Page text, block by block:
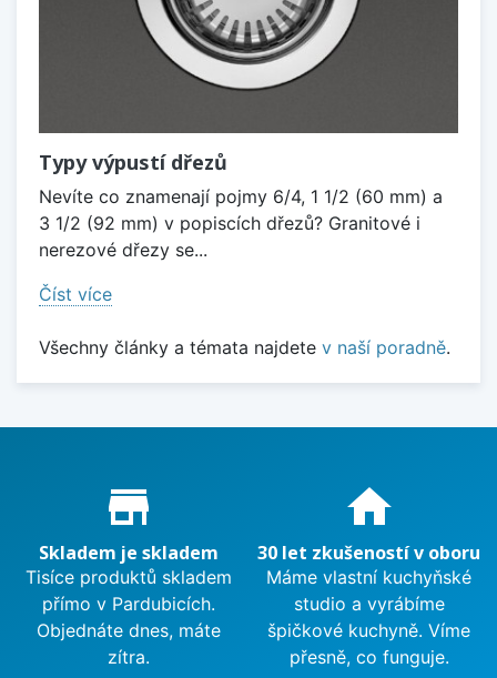
Typy výpustí dřezů
Nevíte co znamenají pojmy 6/4, 1 1/2 (60 mm) a
3 1/2 (92 mm) v popiscích dřezů? Granitové i
nerezové dřezy se...
Číst více
Všechny články a témata najdete v naší poradně.
Proč nakupovat u nás?
store_mall_directory
Skladem je skladem
Tisíce produktů skladem
přímo v Pardubicích.
Objednáte dnes, máte
zítra.
home
30 let zkušeností v oboru
Máme vlastní kuchyňské
studio a vyrábíme
špičkové kuchyně. Víme
přesně, co funguje.